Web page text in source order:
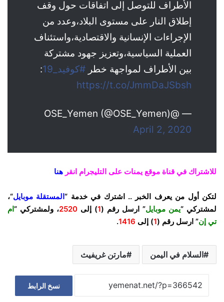
الأطراف للتوصل إلى اتفاقات حول وقف
إطلاق النار على مستوى البلاد،وعدد من
الإجراءات الإنسانية والاقتصادية،واستئناف
العملية السياسية،وتعزيز جهود مشتركة
بين الأطراف لمواجهة خطر #كوفيد_19
:
https://t.co/JmmDaJSbsh
— @OSE_Yemen (@OSE_Yemen)
April 2, 2020
للاشتراك في قناة موقع يمنات على التليجرام انقر هنا
لتكن أول من يعرف الخبر .. اشترك في خدمة “المستقلة موبايل“،
لمشتركي “يمن موبايل” ارسل رقم (1) إلى 2520، ولمشتركي “ام
تي إن” ارسل رقم (1) إلى .
السلام في اليمن مارتن غريفيث
نسخ الرابط